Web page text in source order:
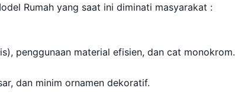
Rumah yang saat ini diminati masyarakat :
penggunaan material efisien, dan cat monokrom.
dan minim ornamen dekoratif.